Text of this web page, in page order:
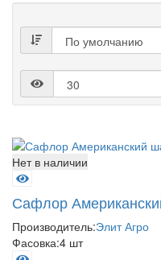
Нет в наличии
Сафлор
Производитель:Элит Агро
Фасовка:4 шт